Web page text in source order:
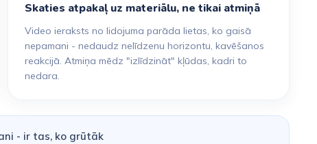
Skaties atpakaļ uz materiālu, ne tikai atmiņā
Video ieraksts no lidojuma parāda lietas, ko gaisā
nepamani - nedaudz nelīdzenu horizontu, kavēšanos
reakcijā. Atmiņa mēdz "izlīdzināt" kļūdas, kadri to
nedara.
- ir tas, ko grūtāk